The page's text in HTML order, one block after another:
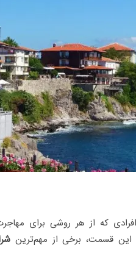
که از هر روشی برای
این قسمت، برخی از مهم‌ترین